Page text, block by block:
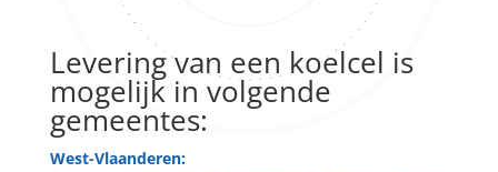
Levering van een koelcel is
mogelijk in volgende
gemeentes:
West-Vlaanderen: